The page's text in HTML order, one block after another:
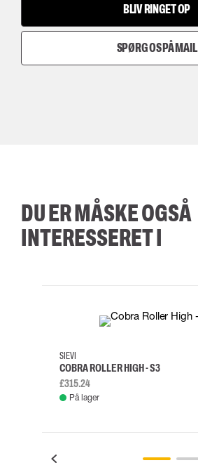
BLIV RINGET OP
SPØRG OS PÅ MAIL
DU ER MÅSKE OGSÅ
INTERESSERET I
38
SIEVI
COBRA ROLLER HIGH - S3
£315.24
På lager